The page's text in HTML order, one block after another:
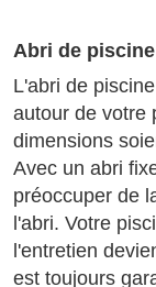
Abri de
L'abri de
autour de votre
dimensions
Avec un abri
préoccuper de
l'abri. Votre
l'entretien
est toujours